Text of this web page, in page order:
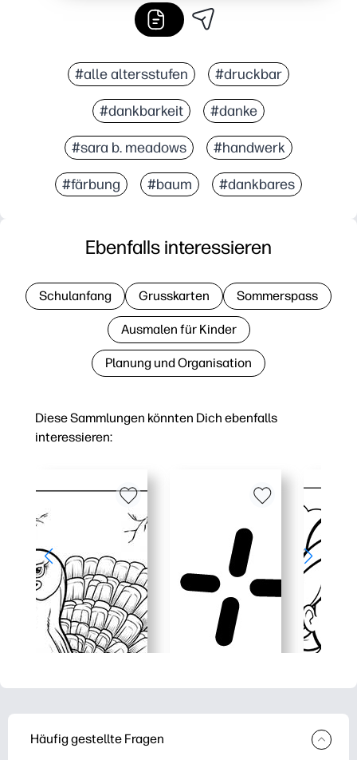
#alle altersstufen #druckbar
#dankbarkeit #danke
#sara b. meadows #handwerk
#färbung #baum #dankbares
Diese Sammlungen könnten Dich ebenfalls
interessieren:
Ebenfalls interessieren
Schulanfang Grusskarten Sommerspass
Ausmalen für Kinder
Planung und Organisation
Häufig gestellte Fragen